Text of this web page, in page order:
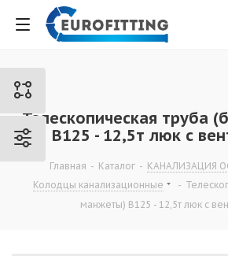
Телескопическая труба
B125 - 12,5т люк с
Главная - Каталог - КАНАЛИЗАЦИЯ
Колодцы канализационные
-
манжеты) B125 - 12,5т люк с